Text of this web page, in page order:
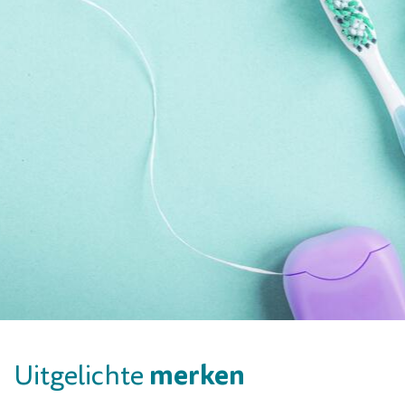
Uitgelichte merken